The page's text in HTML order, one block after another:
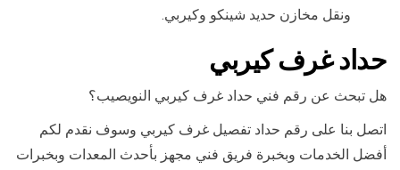
ونقل مخازن حديد شينكو وكيربي.
حداد غرف كيربي
هل تبحث عن رقم فني حداد غرف كيربي النويصيب؟
اتصل بنا على رقم حداد تفصيل غرف كيربي وسوف نقدم لكم
أفضل الخدمات وبخبرة فريق فني مجهز بأحدث المعدات وبخبرات